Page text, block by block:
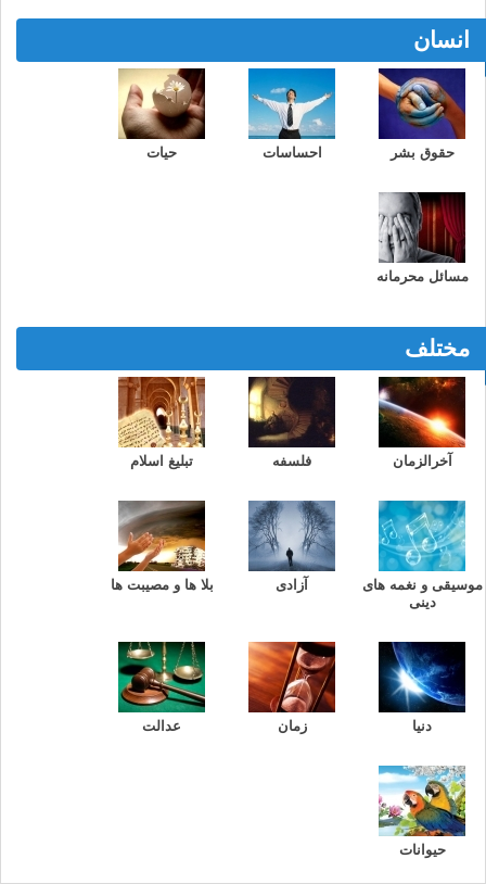
انسان
حقوق بشر احساسات حیات
مسائل محرمانه
مختلف
آخرالزمان فلسفه تبلیغ اسلام
موسیقی و نغمه های
دینی
آزادی بلا ها و مصیبت ها
دنیا زمان عدالت
حیوانات